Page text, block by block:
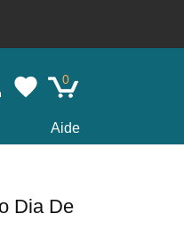
0
Aide
Dia De